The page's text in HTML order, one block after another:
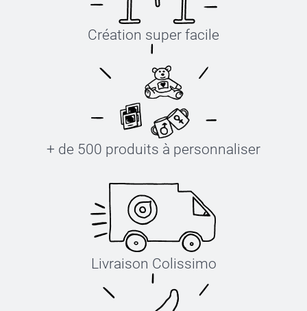
Création super facile
+ de 500 produits à personnaliser
Livraison Colissimo